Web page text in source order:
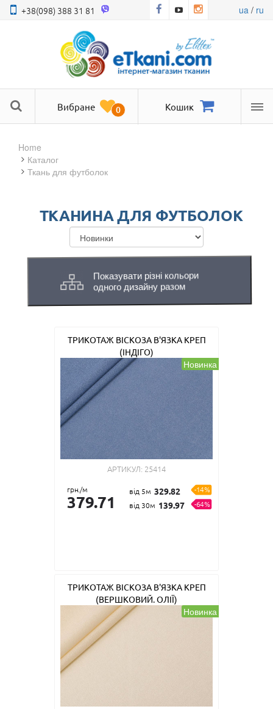
+38(098) 388 31 81 ua/ ru
Вибране 0 Кошик
Home
Каталог
Ткань для футболок
ТКАНИНА ДЛЯ ФУТБОЛОК
Показувати різні кольори
одного дизайну разом
ТРИКОТАЖ ВІСКОЗА В'ЯЗКА КРЕП
(ІНДІГО)
Новинка
АРТИКУЛ: 25414
грн./м
379.71
від 5м 329.82
-14%
від 30м 139.97 -64%
ТРИКОТАЖ ВІСКОЗА В'ЯЗКА КРЕП
(ВЕРШКОВИЙ. ОЛІЇ)
Новинка